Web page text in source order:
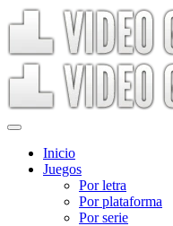
Inicio
Juegos
Por letra
Por plataforma
Por serie